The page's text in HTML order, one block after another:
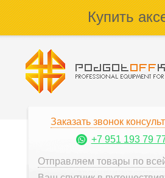
Купить
Заказать звонок
+7 951 193 79
Отправляем товары по